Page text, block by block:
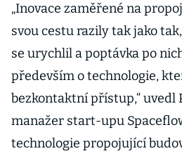
„Inovace zaměřené na
svou cestu razily tak jako
se urychlil a poptávka po
především o technologie,
bezkontaktní přístup,“ uvedl
manažer start-upu
technologie propojující